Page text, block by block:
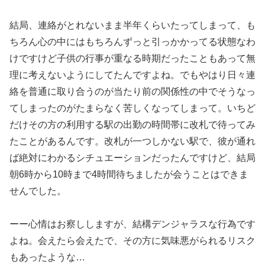
結局、連絡がとれないまま半年くらいたってしまって、も
ちろん心の中にはもちろんずっと引っかかってる状態なわ
けですけど子供の行事が重なる時期だったこともあって無
理に考えないようにしてたんですよね。でもやはり日々連
絡を普通に取り合うのが当たり前の関係性の中でそうなっ
てしまったのがたまらなく苦しくなってしまって。いちど
だけその方の利用する駅の出勤の時間帯に改札で待ってみ
たことがあるんです。改札が一つしかない駅で、彼が通れ
ば絶対にわかるシチュエーションだったんですけど、結局
朝6時から10時まで4時間待ちましたが会うことはできま
せんでした。
ーー心情はお察ししますが、結構デンジャラスな行為です
よね。会えたら会えたで、その方に気味悪がられるリスク
もあったような…